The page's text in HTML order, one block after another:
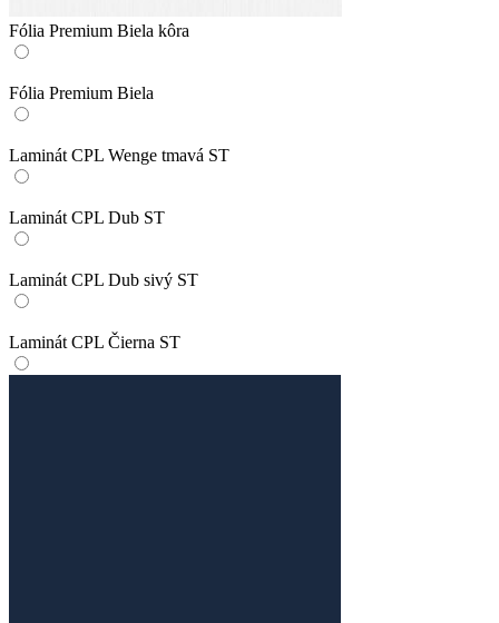
Fólia Premium Biela kôra
Fólia Premium Biela
Laminát CPL Wenge tmavá ST
Laminát CPL Dub ST
Laminát CPL Dub sivý ST
Laminát CPL Čierna ST